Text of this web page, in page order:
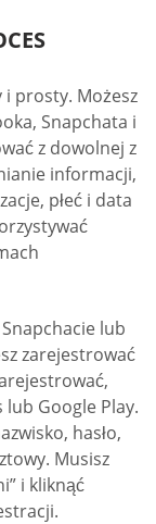
i prosty. Możesz
Snapchata i
z dowolnej z
informacji,
płeć i data
lub
zarejestrować
Google Play.
hasło,
Musisz
i kliknąć